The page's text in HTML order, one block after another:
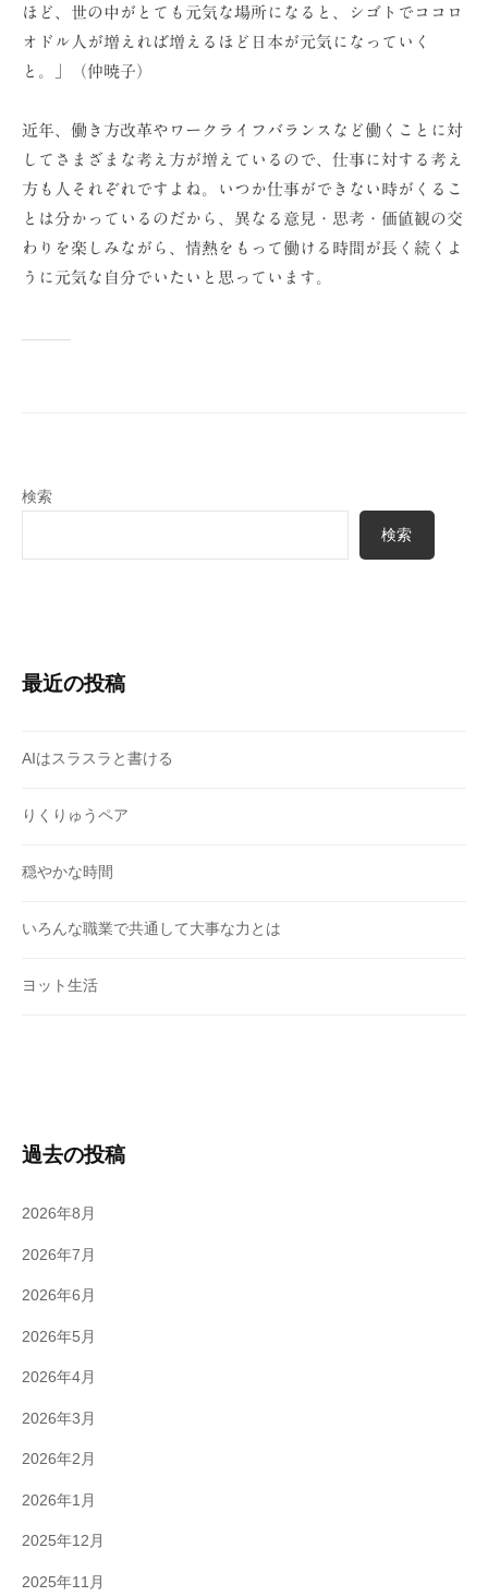
ほど、世の中がとても元気な場所になると、シゴトでココロ
オドル人が増えれば増えるほど日本が元気になっていく
と。」（仲暁子）
近年、働き方改革やワークライフバランスなど働くことに対
してさまざまな考え方が増えているので、仕事に対する考え
方も人それぞれですよね。いつか仕事ができない時がくるこ
とは分かっているのだから、異なる意見・思考・価値観の交
わりを楽しみながら、情熱をもって働ける時間が長く続くよ
うに元気な自分でいたいと思っています。
検索
検索
最近の投稿
AIはスラスラと書ける
りくりゅうペア
穏やかな時間
いろんな職業で共通して大事な力とは
ヨット生活
過去の投稿
2026年8月
2026年7月
2026年6月
2026年5月
2026年4月
2026年3月
2026年2月
2026年1月
2025年12月
2025年11月